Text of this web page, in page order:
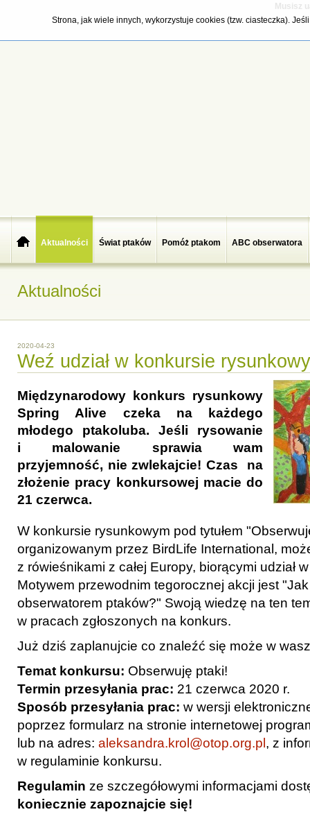
Strona, jak wiele innych, wykorzystuje cookies (tzw. ciasteczka).
Musisz
Aktualności Świat ptaków Pomóż ptakom ABC obserwatora
Aktualności
2020-04-23
Weź udział w konkursie
Międzynarodowy konkurs rysunkowy
Spring Alive czeka na każdego
młodego ptakoluba. Jeśli rysowanie
i malowanie sprawia wam
przyjemność, nie zwlekajcie! Czas na
złożenie pracy konkursowej macie do
21 czerwca.
W konkursie rysunkowym pod tytułem
organizowanym przez BirdLife International,
z rówieśnikami z całej Europy, biorącymi udział
Motywem przewodnim tegorocznej akcji jest
obserwatorem ptaków?" Swoją wiedzę na ten
w pracach zgłoszonych na konkurs.
Już dziś zaplanujcie co znaleźć się może w
Temat konkursu: Obserwuję ptaki!
Termin przesyłania prac: 21 czerwca 2020 r.
Sposób przesyłania prac: w wersji
poprzez formularz na stronie internetowej
lub na adres: aleksandra.krol@otop.org.pl , z
w regulaminie konkursu.
Regulamin ze szczegółowymi informacjami
koniecznie zapoznajcie się!